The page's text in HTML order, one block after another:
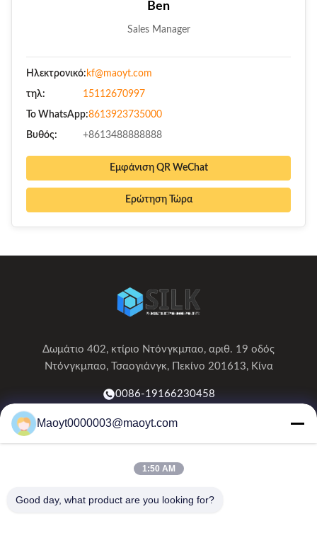
Ben
Sales Manager
Ηλεκτρονικό: kf@maoyt.com
τηλ: 15112670997
Το WhatsApp:8613923735000
Βυθός: +8613488888888
Εμφάνιση QR WeChat
Ερώτηση Τώρα
Δωμάτιο 402, κτίριο Ντόνγκμπαο, αριθ. 19 οδός
Ντόνγκμπαο, Τσαογιάνγκ, Πεκίνο 201613, Κίνα
0086-19166230458
kf@maoyt.com
ΠροϊόνταΕπικοινωνήστε Μαζί Μας
Maoyt0000003@maoyt.com
1:50 AM
Good day, what product are you looking for?